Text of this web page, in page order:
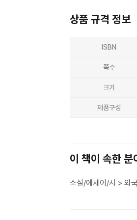
상품 규격 정보
ISBN
쪽수
크기
제품구성
이 책이 속한 분
소설/에세이/시 > 외